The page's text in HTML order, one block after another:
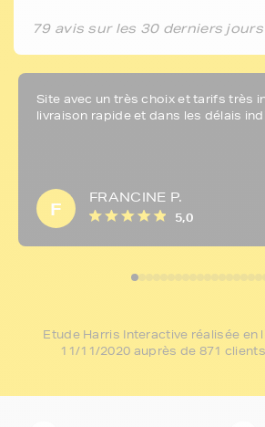
79 avis sur les 30 derniers jours
Site avec un très choix et tarifs très
livraison rapide et dans les délais
F
FRANCINE P.
5,0
Etude Harris Interactive réalisée en
11/11/2020 auprès de 871